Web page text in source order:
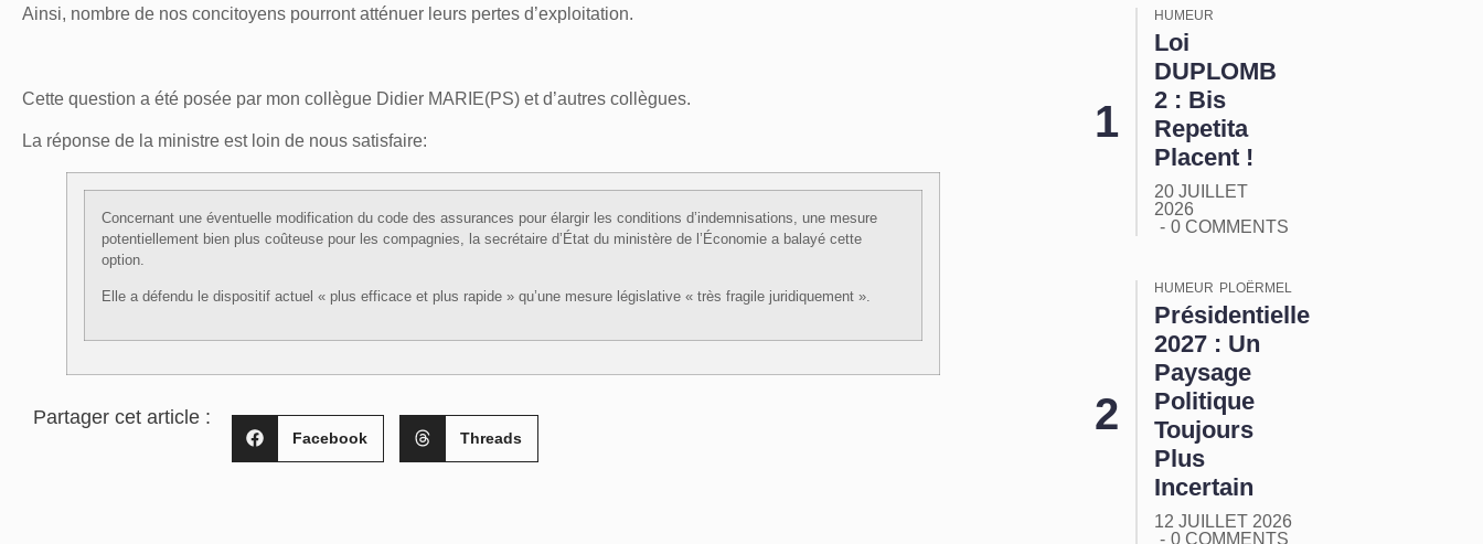
Ainsi, nombre de nos concitoyens pourront atténuer leurs pertes d’exploitation.
Cette question a été posée par mon collègue Didier MARIE(PS) et d’autres collègues.
La réponse de la ministre est loin de nous satisfaire:
Concernant une éventuelle modification du code des assurances pour élargir les conditions d’indemnisations, une mesure
potentiellement bien plus coûteuse pour les compagnies, la secrétaire d’État du ministère de l’Économie a balayé cette
option.
Elle a défendu le dispositif actuel « plus efficace et plus rapide » qu’une mesure législative « très fragile juridiquement ».
Partager cet article :
Facebook Threads
HUMEUR
Loi
DUPLOMB
2 : Bis
Repetita
Placent !
20 JUILLET
2026
0 COMMENTS
HUMEUR PLOËRMEL
Présidentielle
2027 : Un
Paysage
Politique
Toujours
Plus
Incertain
12 JUILLET 2026
0 COMMENTS